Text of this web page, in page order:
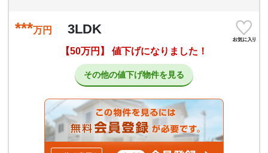
***万円 3LDK
【50万円】 値下げになりました！
その他の値下げ物件を見る